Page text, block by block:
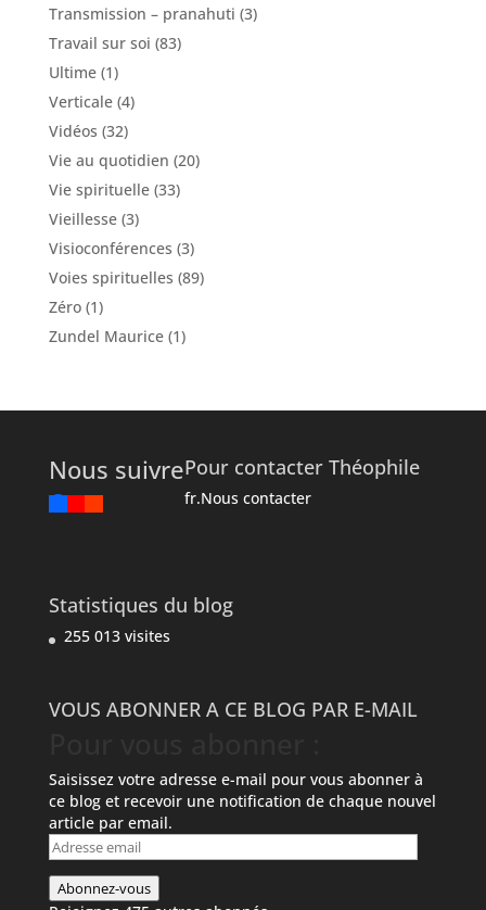
Transmission – pranahuti (3)
Travail sur soi (83)
Ultime(1)
Verticale(4)
Vidéos (32)
Vie au quotidien (20)
Vie spirituelle(33)
Vieillesse(3)
Visioconférences (3)
Voies spirituelles (89)
Zéro(1)
Zundel Maurice(1)
Nous suivrePour contacter Théophile
fr.Nous contacter
Statistiques du blog
255 013 visites
VOUS ABONNER A CE BLOG PAR E-MAIL
Saisissez votre adresse e-mail pour vous abonner à
ce blog et recevoir une notification de chaque nouvel
article par email.
Adresse
email
Abonnez-vous